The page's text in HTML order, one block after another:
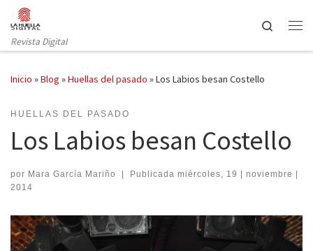
Saltar al contenido
Revista Digital
Search
Inicio »Blog »Huellas del pasado »Los Labios besan Costello
HUELLAS DEL PASADO
Los Labios besan Costello
por Mara García Mariño | Publicada miércoles, 19 | noviembre |
2014